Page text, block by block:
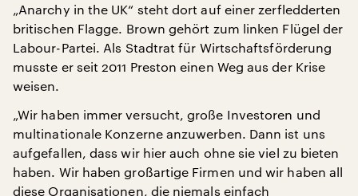
„Anarchy in the UK“ steht dort auf einer zerfledderten
britischen Flagge. Brown gehört zum linken Flügel der
Labour-Partei. Als Stadtrat für Wirtschaftsförderung
musste er seit 2011 Preston einen Weg aus der Krise
weisen.
„Wir haben immer versucht, große Investoren und
multinationale Konzerne anzuwerben. Dann ist uns
aufgefallen, dass wir hier auch ohne sie viel zu bieten
haben. Wir haben großartige Firmen und wir haben all
diese Organisationen, die niemals einfach